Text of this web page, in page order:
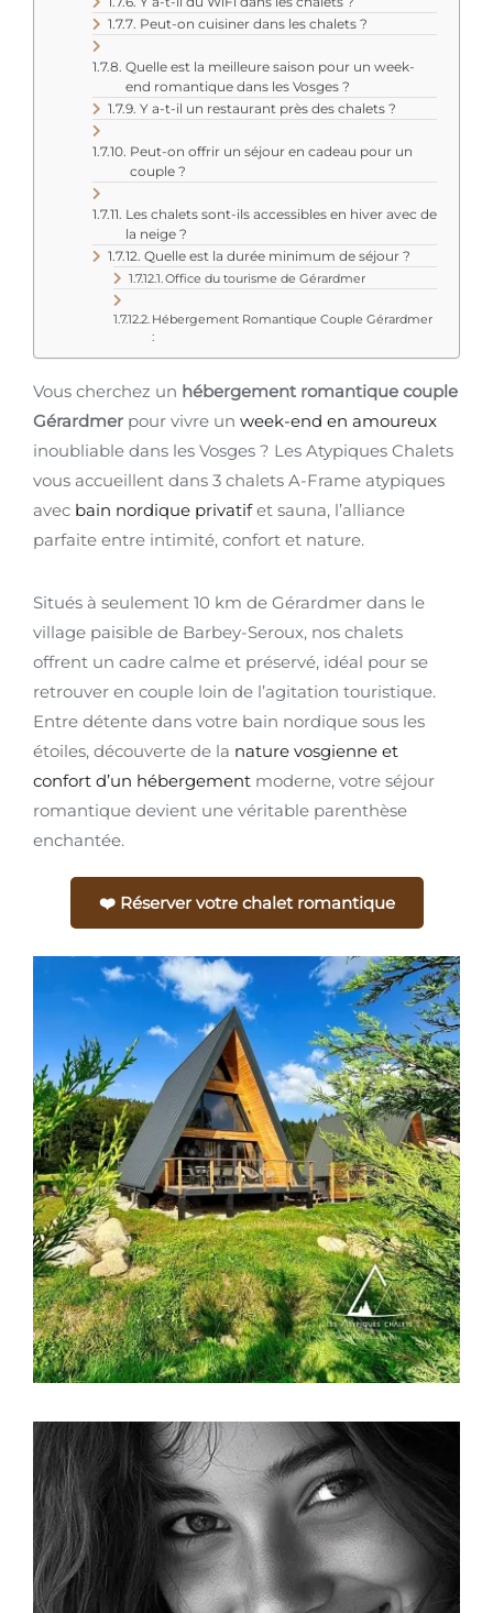
Peut-on cuisiner dans les chalets ?
Quelle est la meilleure saison pour un week-
end romantique dans les Vosges ?
Y a-t-il un restaurant près des chalets ?
Peut-on offrir un séjour en cadeau pour un
couple ?
Les chalets sont-ils accessibles en hiver avec de
la neige ?
Quelle est la durée minimum de séjour ?
Office du tourisme de Gérardmer
Hébergement Romantique Couple Gérardmer
:
Vous cherchez un hébergement romantique couple
Gérardmer pour vivre un week-end en amoureux
inoubliable dans les Vosges ? Les Atypiques Chalets
vous accueillent dans 3 chalets A-Frame atypiques
avec bain nordique privatifet sauna, l’alliance
parfaite entre intimité, confort et nature.
Situés à seulement 10 km de Gérardmer dans le
village paisible de Barbey-Seroux, nos chalets
offrent un cadre calme et préservé, idéal pour se
retrouver en couple loin de l’agitation touristique.
Entre détente dans votre bain nordique sous les
étoiles, découverte de la nature vosgienne et
confort d’un hébergement moderne, votre séjour
romantique devient une véritable parenthèse
enchantée.
❤️ Réserver votre chalet romantique